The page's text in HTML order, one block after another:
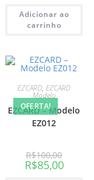
Adicionar ao
carrinho
OFERTA!
EZCARD,EZCARD
Modelo
EZCARD – Modelo
EZ012
R$100,00
R$85,00